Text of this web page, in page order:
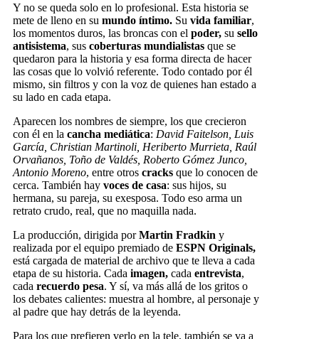
Y no se queda solo en lo profesional. Esta historia se
mete de lleno en su mundo íntimo. Su vida familiar,
los momentos duros, las broncas con el poder, su sello
antisistema, sus coberturas mundialistas que se
quedaron para la historia y esa forma directa de hacer
las cosas que lo volvió referente. Todo contado por él
mismo, sin filtros y con la voz de quienes han estado a
su lado en cada etapa.
Aparecen los nombres de siempre, los que crecieron
con él en la cancha mediática: David Faitelson, Luis
García, Christian Martinoli, Heriberto Murrieta, Raúl
Orvañanos, Toño de Valdés, Roberto Gómez Junco,
Antonio Moreno, entre otros cracks que lo conocen de
cerca. También hay voces de casa: sus hijos, su
hermana, su pareja, su exesposa. Todo eso arma un
retrato crudo, real, que no maquilla nada.
La producción, dirigida porMartin Fradkin y
realizada por el equipo premiado de ESPN Originals,
está cargada de material de archivo que te lleva a cada
etapa de su historia. Cada imagen, cada entrevista,
cada recuerdo pesa. Y sí, va más allá de los gritos o
los debates calientes: muestra al hombre, al personaje y
al padre que hay detrás de la leyenda.
Para los que prefieren verlo en la tele, también se va a